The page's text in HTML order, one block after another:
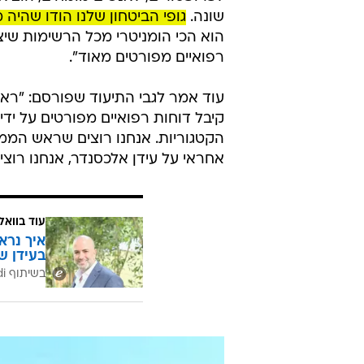
שונה. גופי הביטחון שלנו הודו
הוא הכי הומניטרי מכל הרשימות
רפואיים מפורטים מאוד".
עוד אמר לגבי התיעוד שפורסם:
קיבל דוחות רפואיים מפורטים על
הקטגוריות. אנחנו רוצים שראש
אחראי על עידן אלכסנדר, אנחנו
עוד
איך
בעידן
בשיתוף CofaceBdi